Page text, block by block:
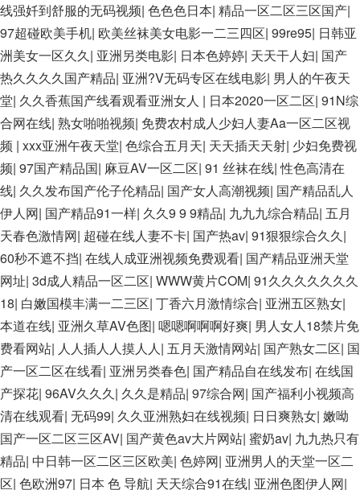
线强奷到舒服的无码视频| 色色色日本| 精品一区二区三区国产|
97超碰欧美手机| 欧美丝袜美女电影一二三四区| 99re95| 日韩亚
洲美女一区久久| 亚洲另类电影| 日本色婷婷| 天天干人妇| 国产
热久久久久国产精品| 亚洲?V无码专区在线电影| 男人的午夜天
堂| 久久香蕉国产线看观看亚洲女人 | 日本2020一区二区| 91N综
合网在线| 熟女啪啪视频| 免费农村成人少妇人妻Aa一区二区视
频 | xxx亚洲午夜天堂| 色综合五月天| 天天插天天射| 少妇免费视
频| 97国产精品国| 麻豆AV一区二区| 91 丝袜在线|性色高清在
线| 久久发布国产伦子伦精品| 国产女人高潮视频| 国产精品乱人
伊人网| 国产精品91一样| 久久9 9 9精品| 九九九综合精品| 五月
天春色激情网| 超碰在线人妻不卡| 国产热av| 91狠狠综合久久|
60秒不遮不挡| 在线人成亚洲视频免费观看| 国产精品亚洲天堂
网址| 3d成人精品一区二区| WWW黄片COM| 91久久久久久久久
18| 白嫩国模丰满一二三区| 丁香六月激情综合| 亚洲五区熟女|
本道在线| 亚洲久草AV色图| 嗯嗯啊啊啊好爽| 男人女人18禁片免
费看网站| 人人插人人摸人人| 五月天激情网站| 国产熟女二区| 国
产一区二区在线看| 亚洲另类春色| 国产精品自在线发布| 在线国
产探花| 96AV久久久| 久久是精品| 97综合网| 国产福利小视频高
清在线观看| 无码99| 久久亚洲熟妇在线视频| 日日爽熟女| 嫩呦
国产一区二区三区AV| 国产黄色av大片网站| 蜜奶av| 九九热只有
精品| 中日韩一区二区三区欧美| 色婷网| 亚洲男人的天堂一区二
区| 色欧洲97| 日本 色 导航| 天天综合91在线| 亚洲色图伊人网|